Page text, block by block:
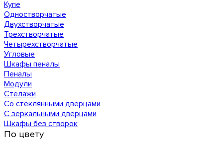
Купе
Одностворчатые
Двухстворчатые
Трехстворчатые
Четырехстворчатые
Угловые
Шкафы пеналы
Пеналы
Модули
Стелажи
Со стеклянными дверцами
С зеркальными дверцами
Шкафы без створок
По цвету